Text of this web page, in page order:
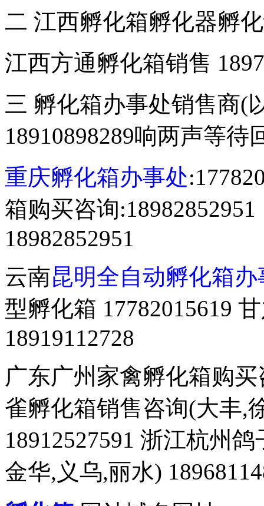
二 江西孵化箱孵化器孵
江西方通孵化箱销售
三 孵化箱办事处销售商(
18910898289响两声等
重庆孵化箱办事处
箱购买咨询
18982852951
云南昆明全自动孵化箱办
型孵化箱 17782015619
18919112728
广东广州家禽孵化箱购
雀孵化箱销售咨询(大丰,
18912527591 浙江杭州
金华,义乌,丽水)